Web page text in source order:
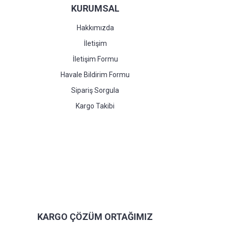
KURUMSAL
Hakkımızda
İletişim
İletişim Formu
Havale Bildirim Formu
Sipariş Sorgula
Kargo Takibi
KARGO ÇÖZÜM ORTAĞIMIZ